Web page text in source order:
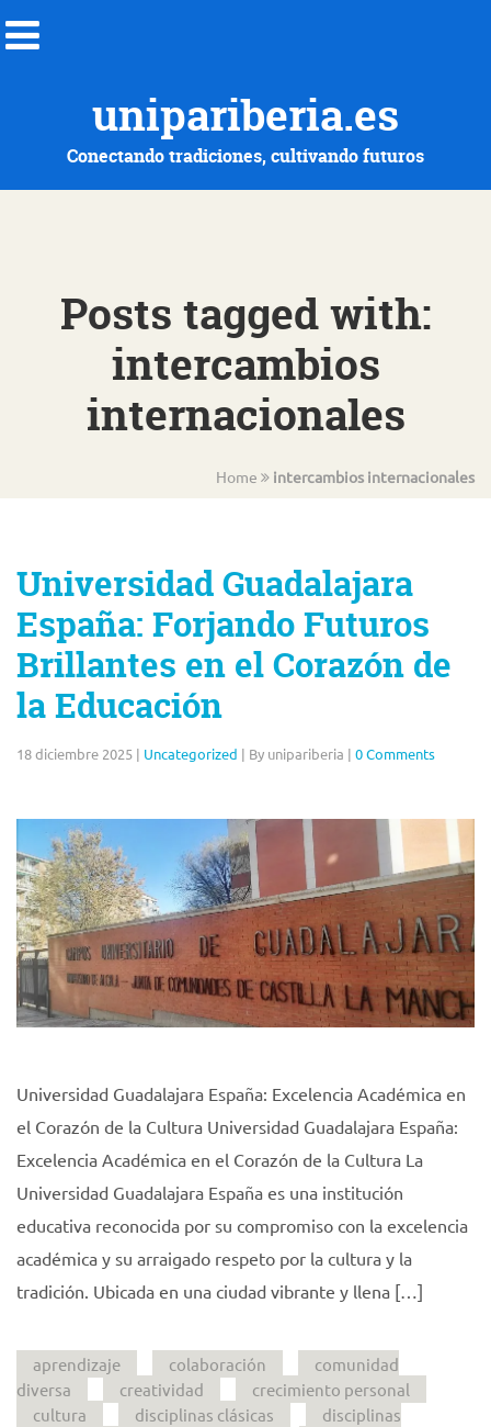
unipariberia.es
Conectando tradiciones, cultivando futuros
Posts tagged with:
intercambios
internacionales
Home intercambios internacionales
Universidad Guadalajara
España: Forjando Futuros
Brillantes en el Corazón de
la Educación
18 diciembre 2025 | Uncategorized | By unipariberia | 0 Comments
Universidad Guadalajara España: Excelencia Académica en
el Corazón de la Cultura Universidad Guadalajara España:
Excelencia Académica en el Corazón de la Cultura La
Universidad Guadalajara España es una institución
educativa reconocida por su compromiso con la excelencia
académica y su arraigado respeto por la cultura y la
tradición. Ubicada en una ciudad vibrante y llena […]
aprendizaje colaboración
comunidad
diversa
creatividad
crecimiento personal
cultura
disciplinas clásicas
disciplinas